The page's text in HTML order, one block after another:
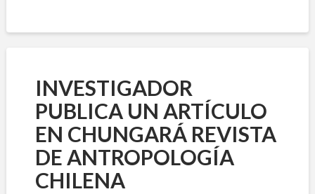
INVESTIGADOR
PUBLICA UN ARTÍCULO
EN CHUNGARÁ REVISTA
DE ANTROPOLOGÍA
CHILENA